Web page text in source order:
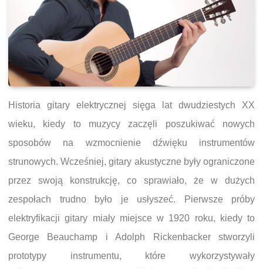
Historia gitary elektrycznej sięga lat dwudziestych XX
wieku, kiedy to muzycy zaczęli poszukiwać nowych
sposobów na wzmocnienie dźwięku instrumentów
strunowych. Wcześniej, gitary akustyczne były ograniczone
przez swoją konstrukcję, co sprawiało, że w dużych
zespołach trudno było je usłyszeć. Pierwsze próby
elektryfikacji gitary miały miejsce w 1920 roku, kiedy to
George Beauchamp i Adolph Rickenbacker stworzyli
prototypy instrumentu, które wykorzystywały